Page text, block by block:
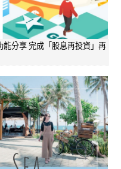
分享 完成「股息再投資」再